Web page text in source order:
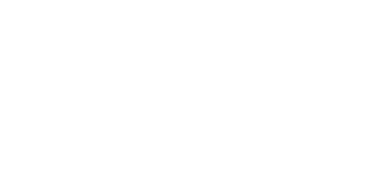
von Stiftskirche